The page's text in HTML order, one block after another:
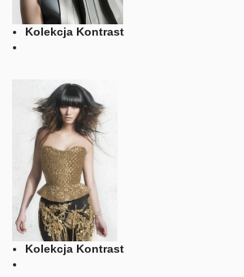
Kolekcja Kontrast
Kolekcja Kontrast